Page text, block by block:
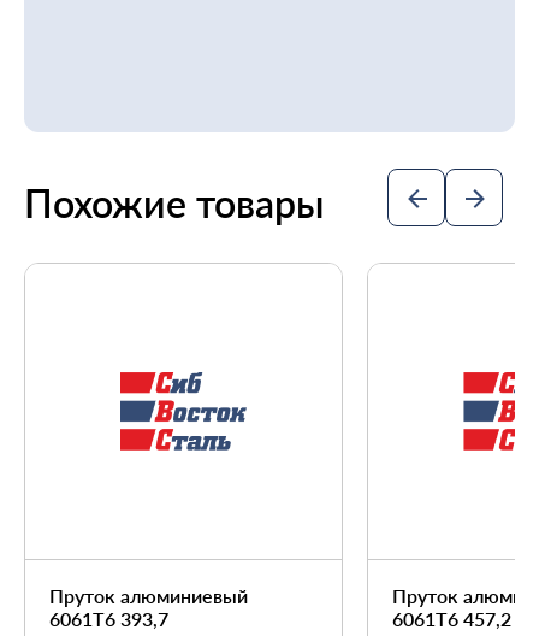
Похожие товары
Пруток алюминиевый
6061Т6 393,7
Пруток
6061Т6 457,2